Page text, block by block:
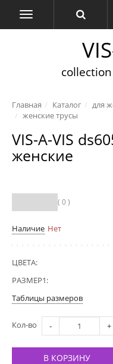
collection
Главная Каталог для
женские трусы
VIS-A-VIS
женские
( 0 )
Наличие Нет
ЦВЕТА:
РАЗМЕР1:
Таблицы размеров
Кол-во - +
В КОРЗИНУ